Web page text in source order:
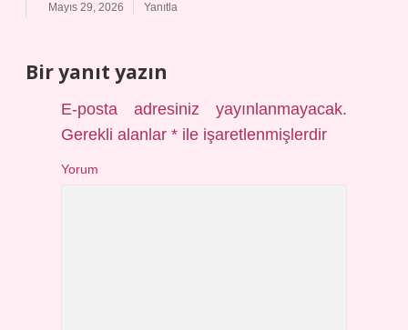
Mayıs 29, 2026 Yanıtla
Bir yanıt yazın
E-posta adresiniz yayınlanmayacak.
Gerekli alanlar* ile işaretlenmişlerdir
Yorum